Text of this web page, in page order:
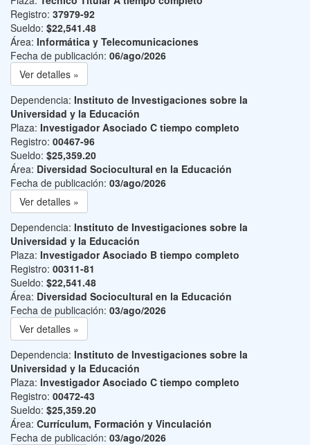
Registro: 37979-92
Sueldo: $22,541.48
Área: Informática y Telecomunicaciones
Fecha de publicación: 06/ago/2026
Ver detalles »
Dependencia: Instituto de Investigaciones sobre la
Universidad y la Educación
Plaza: Investigador Asociado C tiempo completo
Registro: 00467-96
Sueldo: $25,359.20
Área: Diversidad Sociocultural en la Educación
Fecha de publicación: 03/ago/2026
Ver detalles »
Dependencia: Instituto de Investigaciones sobre la
Universidad y la Educación
Plaza: Investigador Asociado B tiempo completo
Registro: 00311-81
Sueldo: $22,541.48
Área: Diversidad Sociocultural en la Educación
Fecha de publicación: 03/ago/2026
Ver detalles »
Dependencia: Instituto de Investigaciones sobre la
Universidad y la Educación
Plaza: Investigador Asociado C tiempo completo
Registro: 00472-43
Sueldo: $25,359.20
Área: Currículum, Formación y Vinculación
Fecha de publicación: 03/ago/2026